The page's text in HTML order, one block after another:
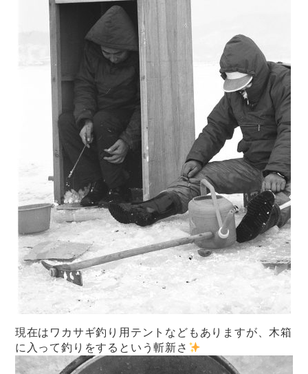
現在はワカサギ釣り用テントなどもありますが、木箱
に入って釣りをするという斬新さ